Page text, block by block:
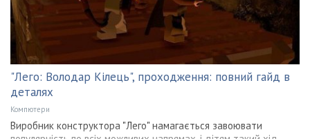
"Лего: Володар Кілець", проходження: повний гайд в
деталях
Компютери
Виробник конструктора "Лего" намагається завоювати